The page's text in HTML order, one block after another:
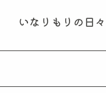
いなりもりの日々